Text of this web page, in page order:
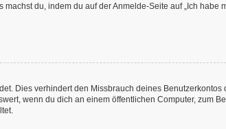
du, indem du auf der Anmelde-Seite auf „Ich habe
Dies verhindert den Missbrauch deines Benutzerkontos
wenn du dich an einem öffentlichen Computer, zum